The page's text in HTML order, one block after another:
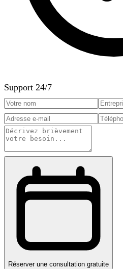
Support 24/7
Réserver une consultation gratuite